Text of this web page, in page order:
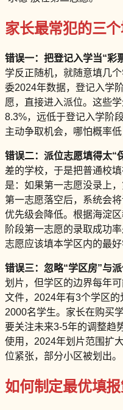
家长最常犯的三
错误一：把登记入学当“彩
学反正随机，就随意填几
委2024年数据，登记入学
愿，直接进入派位。这些
8.3%，远低于登记入学阶
主动争取机会，哪怕概率低
错误二：派位志愿填得太“
差的学校，于是把普通校
是：如果第一志愿没录上
第一志愿落空后，系统会
优先级会降低。根据海淀
阶段第一志愿的录取成功
志愿应该填本学区内的最好
错误三：忽略“学区房”与
划片，但学区的边界每年
文件，2024年有3个学区
2000名学生。家长在购买
要关注未来3-5年的调整趋
使用，2024年划片范围扩
位紧张，部分小区被划出。
如何制定最优填